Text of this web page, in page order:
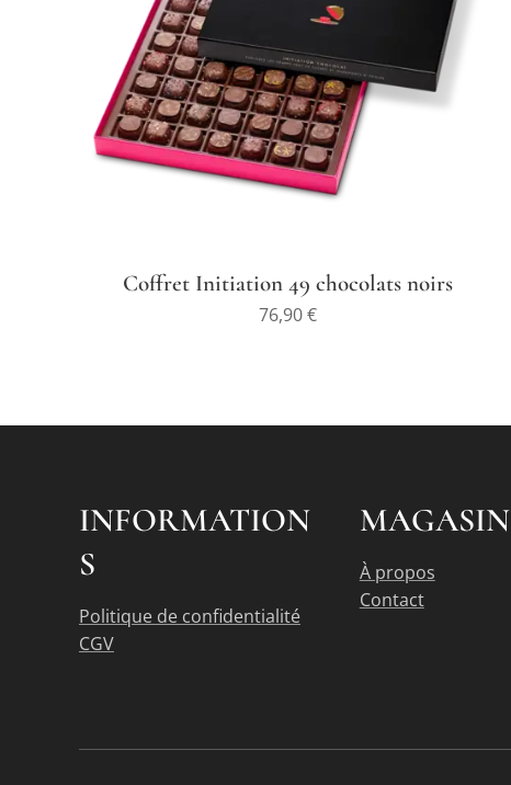
Coffret Initiation 49 chocolats noirs
76,90€
INFORMATION
S
Politique de confidentialité
CGV
MAGASIN
À propos
Contact